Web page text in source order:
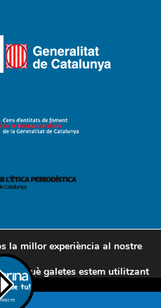
cookies
Política de privacitat
la millor experiència al nostre
què galetes estem utilitzant
.